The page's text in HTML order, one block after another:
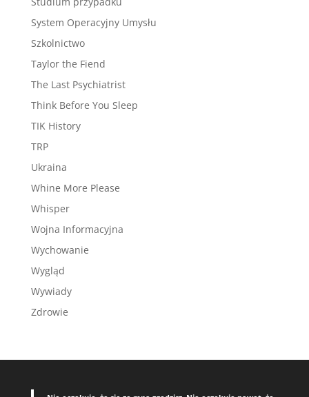
System Operacyjny Umysłu
Szkolnictwo
Taylor the Fiend
The Last Psychiatrist
Think Before You Sleep
TIK History
TRP
Ukraina
Whine More Please
Whisper
Wojna Informacyjna
Wychowanie
Wygląd
Wywiady
Zdrowie